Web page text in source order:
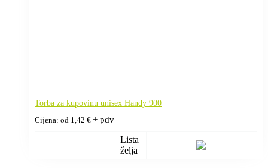
Torba za kupovinu unisex Handy 900
Cijena: od 1,42 € + pdv
Lista
želja